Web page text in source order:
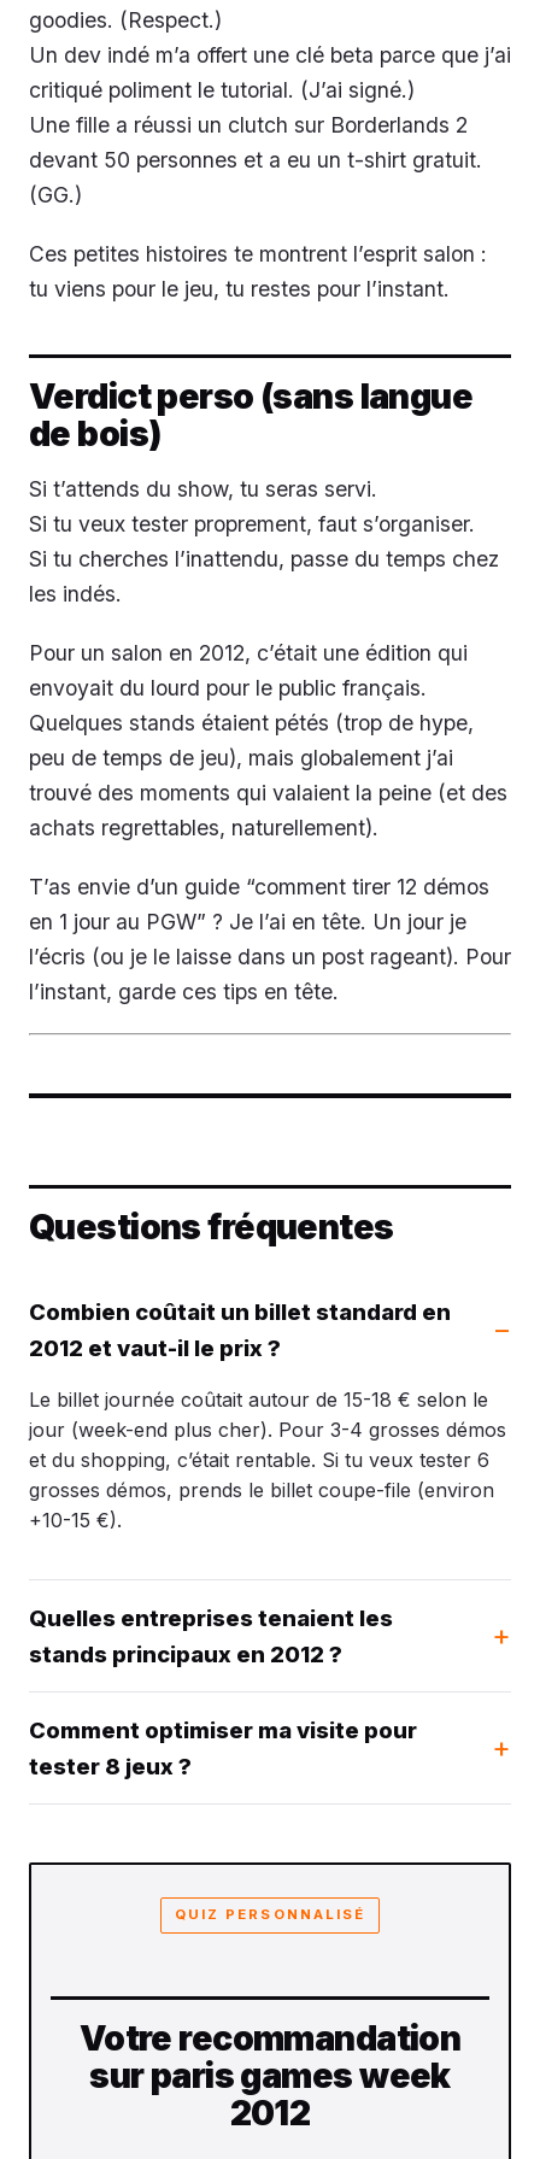
goodies. (Respect.)
Un dev indé m’a offert une clé beta parce que j’ai
critiqué poliment le tutorial. (J’ai signé.)
Une fille a réussi un clutch sur Borderlands 2
devant 50 personnes et a eu un t-shirt gratuit.
(GG.)
Ces petites histoires te montrent l’esprit salon :
tu viens pour le jeu, tu restes pour l’instant.
Verdict perso (sans langue
de bois)
Si t’attends du show, tu seras servi.
Si tu veux tester proprement, faut s’organiser.
Si tu cherches l’inattendu, passe du temps chez
les indés.
Pour un salon en 2012, c’était une édition qui
envoyait du lourd pour le public français.
Quelques stands étaient pétés (trop de hype,
peu de temps de jeu), mais globalement j’ai
trouvé des moments qui valaient la peine (et des
achats regrettables, naturellement).
T’as envie d’un guide “comment tirer 12 démos
en 1 jour au PGW” ? Je l’ai en tête. Un jour je
l’écris (ou je le laisse dans un post rageant). Pour
l’instant, garde ces tips en tête.
Questions fréquentes
Combien coûtait un billet standard en
2012 et vaut-il le prix ?
Le billet journée coûtait autour de 15-18 € selon le
jour (week-end plus cher). Pour 3-4 grosses démos
et du shopping, c’était rentable. Si tu veux tester 6
grosses démos, prends le billet coupe-file (environ
+10-15 €).
Quelles entreprises tenaient les
stands principaux en 2012 ?
Comment optimiser ma visite pour
tester 8 jeux ?
QUIZ PERSONNALISÉ
Votre recommandation
sur paris games week
2012